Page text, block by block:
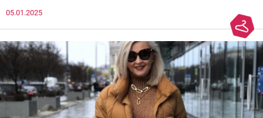
все и осталась под глубоким впечатлением. Национальный
колорит Ближнего Востока на современный манер — это
невероятно красиво.Все стереотипы, какие были у меня насчет
арабских дизайнеров, рассеялись как дым. А столько красоты
сегодня сложно увидеть на других известных неделях
мод.Самое интересное сейчас покажу ?
05.01.2025